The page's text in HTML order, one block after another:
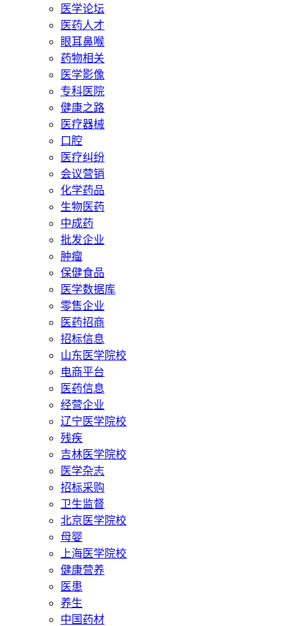
医学论坛
医药人才
眼耳鼻喉
药物相关
医学影像
专科医院
健康之路
医疗器械
口腔
医疗纠纷
会议营销
化学药品
生物医药
中成药
批发企业
肿瘤
保健食品
医学数据库
零售企业
医药招商
招标信息
山东医学院校
电商平台
医药信息
经营企业
辽宁医学院校
残疾
吉林医学院校
医学杂志
招标采购
卫生监督
北京医学院校
母婴
上海医学院校
健康营养
医患
养生
中国药材